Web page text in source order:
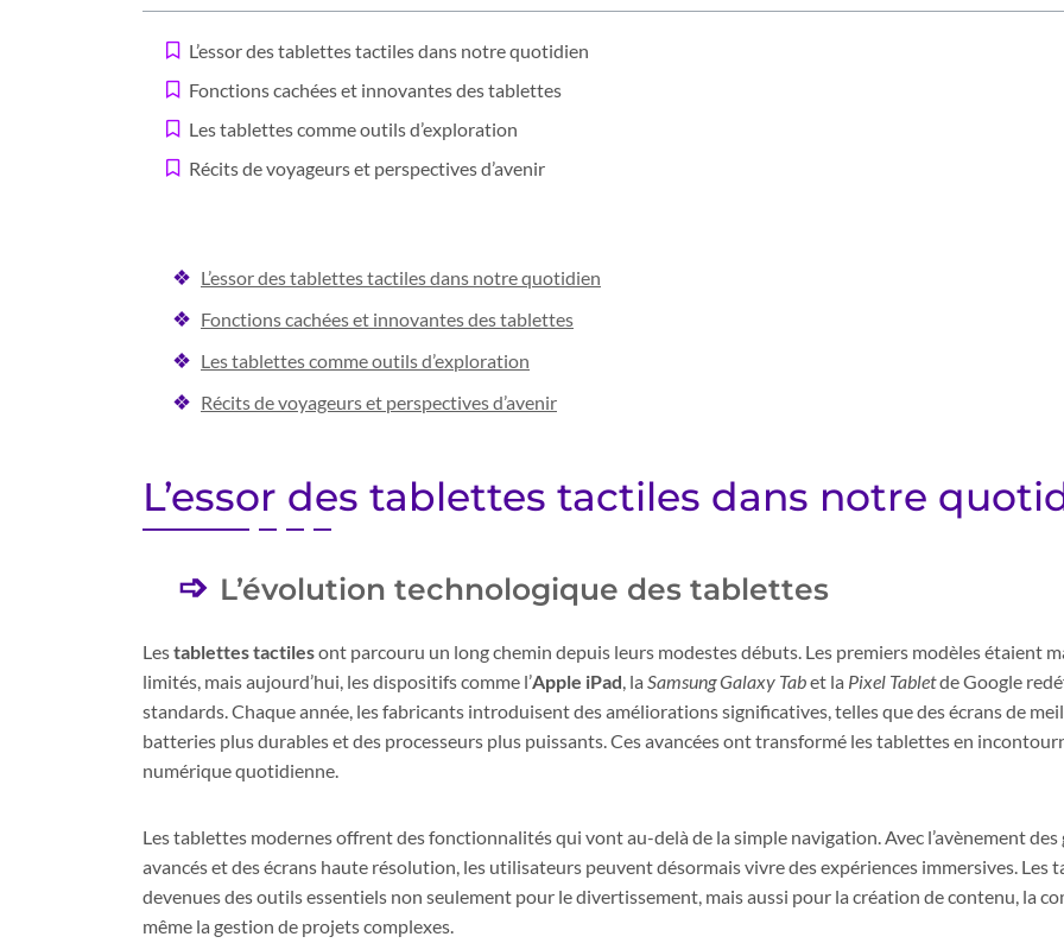
L’essor des tablettes tactiles dans notre quotidien
Fonctions cachées et innovantes des tablettes
Les tablettes comme outils d’exploration
Récits de voyageurs et perspectives d’avenir
L’essor des tablettes tactiles dans notre quotidien
Fonctions cachées et innovantes des tablettes
Les tablettes comme outils d’exploration
Récits de voyageurs et perspectives d’avenir
L’essor des tablettes tactiles dans notre
L’évolution technologique des tablettes
Lestablettes tactilesont parcouru un long chemin depuis leurs modestes débuts. Les premiers modèles étaient
limités, mais aujourd’hui, les dispositifs comme l’Apple iPad , la Samsung Galaxy Tabet la Pixel Tabletde Google
standards. Chaque année, les fabricants introduisent des améliorations significatives, telles que des écrans de
batteries plus durables et des processeurs plus puissants. Ces avancées ont transformé les tablettes en
numérique quotidienne.
Les tablettes modernes offrent des fonctionnalités qui vont au-delà de la simple navigation. Avec l’avènement des
avancés et des écrans haute résolution, les utilisateurs peuvent désormais vivre des expériences immersives. Les
devenues des outils essentiels non seulement pour le divertissement, mais aussi pour la création de contenu, la
même la gestion de projets complexes.